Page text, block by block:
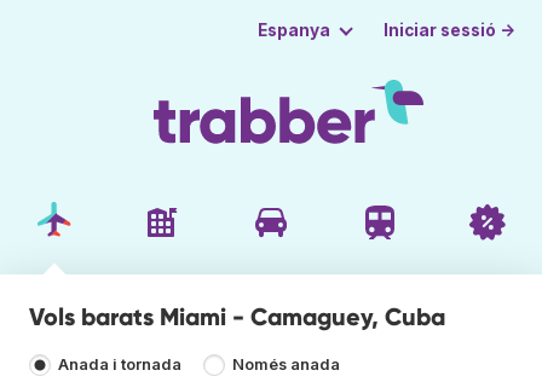
Espanya Iniciar sessió →
Vols barats Miami - Camaguey, Cuba
Anada i tornada
Només anada